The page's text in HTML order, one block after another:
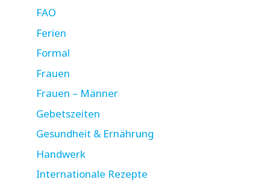
FAO
Ferien
Formal
Frauen
Frauen – Männer
Gebetszeiten
Gesundheit & Ernährung
Handwerk
Internationale Rezepte